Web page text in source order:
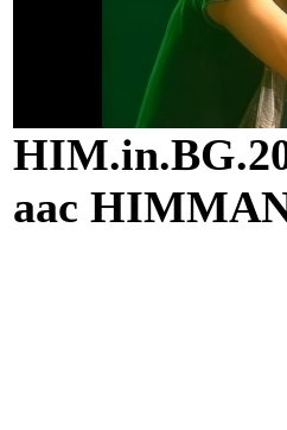
aac